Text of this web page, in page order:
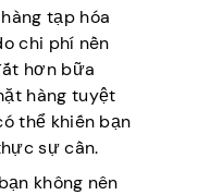
tạp hóa
chi phí nền
hơn bữa
hàng tuyệt
thể khiến bạn
sự cần.
không nên